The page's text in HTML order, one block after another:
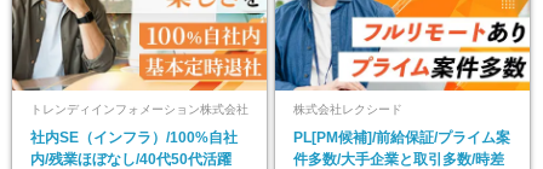
トレンディインフォメーション株式会社
社内SE（インフラ）/100%自社
内/残業ほぼなし/40代50代活躍
株式会社レクシード
PL[PM候補]/前給保証/プライム案
件多数/大手企業と取引多数/時差